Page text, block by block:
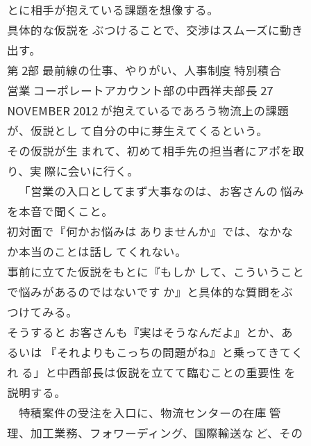
とに相手が抱えている課題を想像する。
具体的な仮説を ぶつけることで、交渉はスムーズに動き
出す。
第 2部 最前線の仕事、やりがい、人事制度 特別積合
営業 コーポレートアカウント部の中西祥夫部長 27
NOVEMBER 2012 が抱えているであろう物流上の課題
が、仮説とし て自分の中に芽生えてくるという。
その仮説が生 まれて、初めて相手先の担当者にアポを取
り、実 際に会いに行く。
「営業の入口としてまず大事なのは、お客さんの 悩み
を本音で聞くこと。
初対面で『何かお悩みは ありませんか』では、なかな
か本当のことは話し てくれない。
事前に立てた仮説をもとに『もしか して、こういうこと
で悩みがあるのではないです か』と具体的な質問をぶ
つけてみる。
そうすると お客さんも『実はそうなんだよ』とか、あ
るいは 『それよりもこっちの問題がね』と乗ってきてく
れ る」と中西部長は仮説を立てて臨むことの重要性 を
説明する。
特積案件の受注を入口に、物流センターの在庫 管
理、加工業務、フォワーディング、国際輸送な ど、その